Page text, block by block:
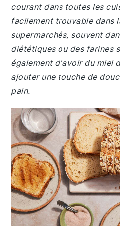
courant dans toutes les
facilement trouvable dans
supermarchés, souvent
diététiques ou des farines
également d'avoir du miel
ajouter une touche de
pain.